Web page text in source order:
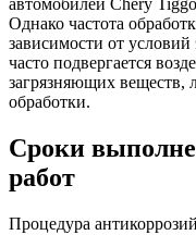
автомобилей Chery
Однако частота
зависимости от
часто подвергается
загрязняющих веществ,
обработки.
Сроки
работ
Процедура